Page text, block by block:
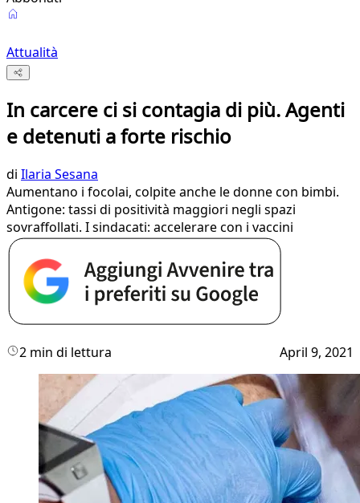
Attualità
In carcere ci si contagia di più. Agenti
e detenuti a forte rischio
di Ilaria Sesana
Aumentano i focolai, colpite anche le donne con bimbi.
Antigone: tassi di positività maggiori negli spazi
sovraffollati. I sindacati: accelerare con i vaccini
2 min di lettura April 9, 2021